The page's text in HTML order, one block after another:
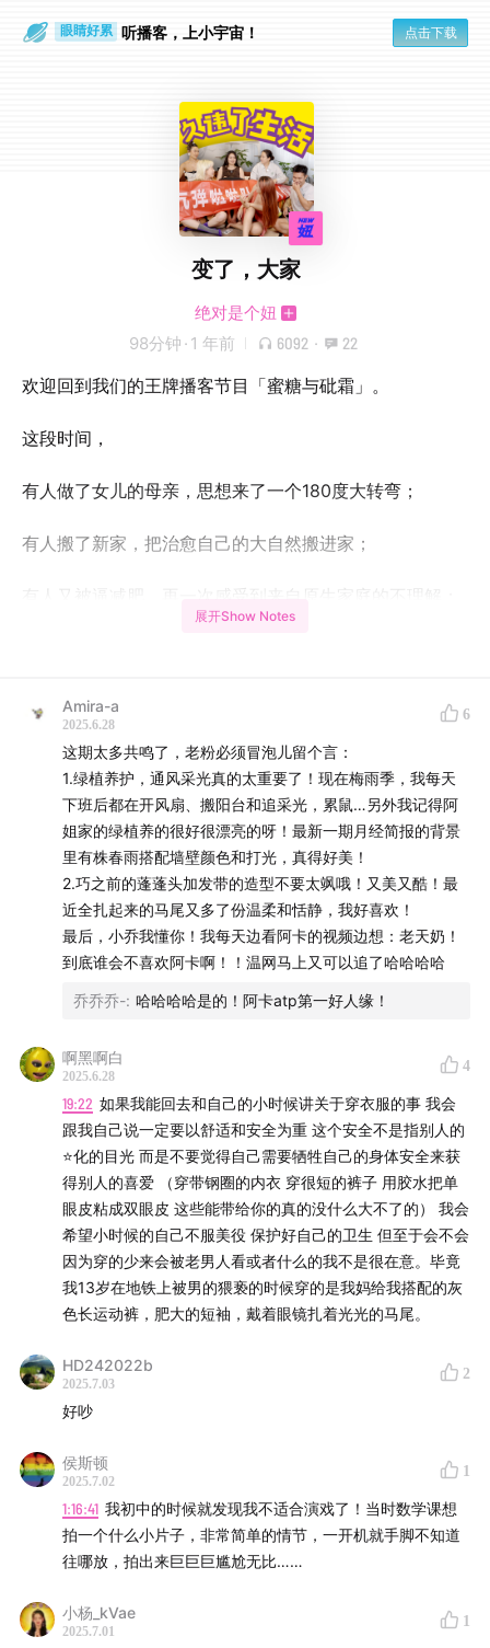
眼睛好累 听播客，上小宇宙！ 点击下载
变了，大家
绝对是个妞
98分钟 · 1 年前 6092 · 22
欢迎回到我们的王牌播客节目「蜜糖与砒霜」。
这段时间，
有人做了女儿的母亲，思想来了一个180度大转弯；
有人搬了新家，把治愈自己的大自然搬进家；
有人又被逼减肥，再一次感受到来自原生家庭的不理解；
有人在阿尔卡拉斯身上找到自己的人生信条；
而有人，被宇宙下了诅咒，一个月直不起腰来。
生活好像没什么大波澜，但总有一个瞬间醍醐灌顶，一个
时刻打回原形。
最近你过得怎么样，欢迎在评论区分享你的蜜糖与砒霜。
展开Show Notes
Amira-a
2025.6.28
6
这期太多共鸣了，老粉必须冒泡儿留个言：
1.绿植养护，通风采光真的太重要了！现在梅雨季，我每天
下班后都在开风扇、搬阳台和追采光，累鼠…另外我记得阿
姐家的绿植养的很好很漂亮的呀！最新一期月经简报的背景
里有株春雨搭配墙壁颜色和打光，真得好美！
2.巧之前的蓬蓬头加发带的造型不要太飒哦！又美又酷！最
近全扎起来的马尾又多了份温柔和恬静，我好喜欢！
最后，小乔我懂你！我每天边看阿卡的视频边想：老天奶！
到底谁会不喜欢阿卡啊！！温网马上又可以追了哈哈哈哈
乔乔乔-: 哈哈哈哈是的！阿卡atp第一好人缘！
啊黑啊白
2025.6.28
4
19:22 如果我能回去和自己的小时候讲关于穿衣服的事 我会
跟我自己说一定要以舒适和安全为重 这个安全不是指别人的
⭐️化的目光 而是不要觉得自己需要牺牲自己的身体安全来获
得别人的喜爱 （穿带钢圈的内衣 穿很短的裤子 用胶水把单
眼皮粘成双眼皮 这些能带给你的真的没什么大不了的） 我会
希望小时候的自己不服美役 保护好自己的卫生 但至于会不会
因为穿的少来会被老男人看或者什么的我不是很在意。毕竟
我13岁在地铁上被男的猥亵的时候穿的是我妈给我搭配的灰
色长运动裤，肥大的短袖，戴着眼镜扎着光光的马尾。
HD242022b
2025.7.03
2
好吵
侯斯顿
2025.7.02
1
1:16:41 我初中的时候就发现我不适合演戏了！当时数学课想
拍一个什么小片子，非常简单的情节，一开机就手脚不知道
往哪放，拍出来巨巨巨尴尬无比……
小杨_kVae
2025.7.01
1